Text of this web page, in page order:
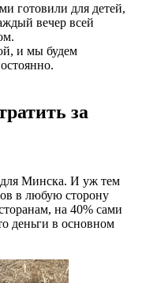
готовили для детей,
вечер всей
и мы будем
за
для Минска. И уж тем
в любую сторону
на 40% сами
деньги в основном